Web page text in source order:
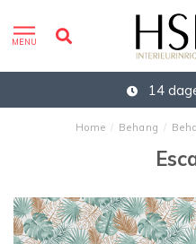
MENU
14
Home / Behang /